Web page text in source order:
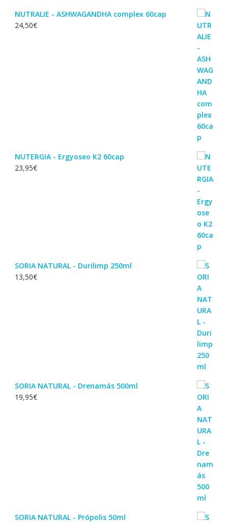
NUTRALIE - ASHWAGANDHA complex 60cap
24,50€
NUTERGIA - Ergyoseo K2 60cap
23,95€
SORIA NATURAL - Durilimp 250ml
13,50€
SORIA NATURAL - Drenamás 500ml
19,95€
SORIA NATURAL - Própolis 50ml